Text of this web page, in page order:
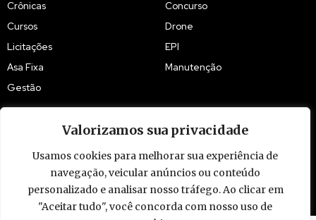
Valorizamos sua privacidade
Usamos cookies para melhorar sua experiência de
navegação, veicular anúncios ou conteúdo
personalizado e analisar nosso tráfego. Ao clicar em
"Aceitar tudo", você concorda com nosso uso de
Crônicas
Cursos
Licitações
Asa Fixa
Gestão
Concurso
Drone
EPI
Manutenção
© 2009 - 2026 Piloto Policial. Todos os direitos reservados. Brasil.